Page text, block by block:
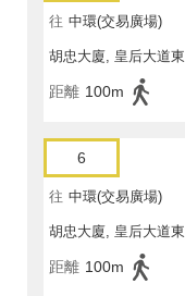
往 中環(交易廣場)
胡忠大廈, 皇后大道東
距離 100m
6
往 中環(交易廣場)
胡忠大廈, 皇后大道東
距離 100m